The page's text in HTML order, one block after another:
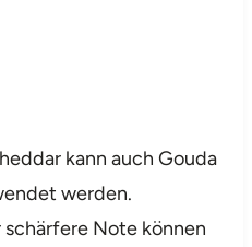
kann auch Gouda
werden.
schärfere Note können